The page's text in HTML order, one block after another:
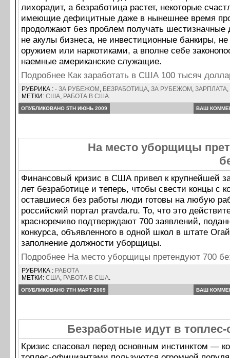
лихорадит, а безработица растет, некоторые
имеющие дефицитные даже в нынешнее время
продолжают без проблем получать шестизначные
не акулы бизнеса, не инвестиционные банкиры, не
оружием или наркотиками, а вполне себе
наемные американские служащие.
Подробнее Как заработать в США 100 тысяч
РУБРИКА : - ЗА РУБЕЖОМ , БЕЗРАБОТИЦА, ЗА РУБЕЖОМ , ЗАРПЛАТА,
МЕТКИ: США, РАБОТА В США.
ОПУБЛИКОВАНО 5TH ИЮНЬ 2009 ВАШ
На место уборщицы
Финансовый кризис в США привел к крупнейшей
лет безработице и теперь, чтобы свести концы с
оставшиеся без работы люди готовы на любую
российский портал pravda.ru. То, что это
красноречиво подтверждают 700 заявлений,
конкурса, объявленного в одной школ в штате
заполнение должности уборщицы.
Подробнее На место уборщицы претендуют 700
РУБРИКА : РАБОТА
МЕТКИ: США, РАБОТА В США.
ОПУБЛИКОВАНО 7TH МАРТ 2009 ВАШ
Безработные идут в
Кризис спасовал перед основным инстинктом —